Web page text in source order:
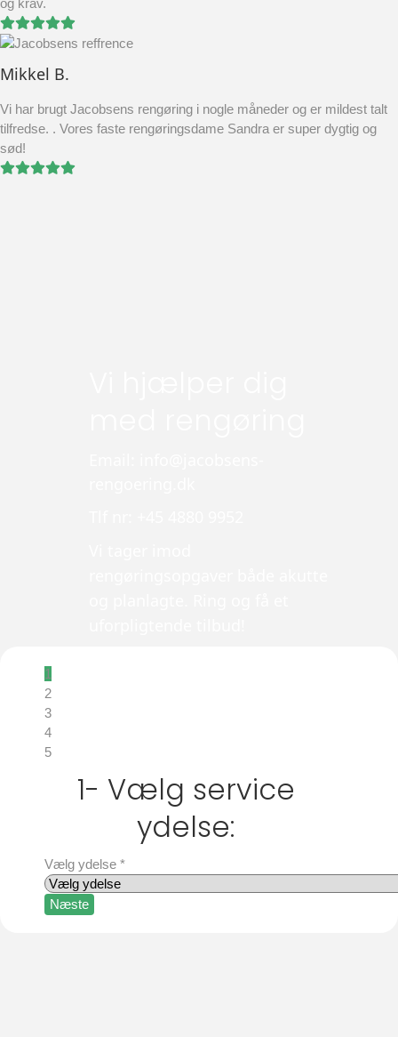
og krav.
Mikkel B.
Vi har brugt Jacobsens rengøring i nogle måneder og er mildest talt
tilfredse. . Vores faste rengøringsdame Sandra er super dygtig og
sød!
1
2
3
4
5
1- Vælg service
ydelse:
Vælg ydelse *
Næste